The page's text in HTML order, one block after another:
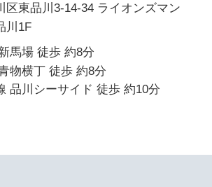
区東品川3-14-34 ライオンズマン
川1F
馬場 徒歩 約8分
物横丁 徒歩 約8分
品川シーサイド 徒歩 約10分